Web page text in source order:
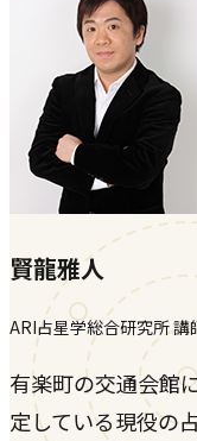
賢龍雅人
ARI占星学総合研究所 講
有楽町の交通会館
定している現役の